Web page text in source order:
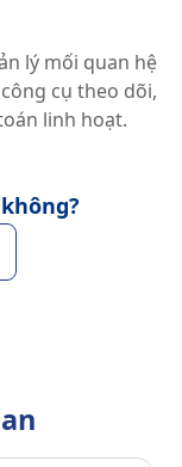
lý mối quan hệ
cụ theo dõi,
linh hoạt.